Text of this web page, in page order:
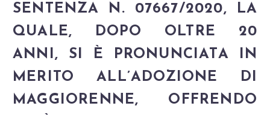
SENTENZA N. 07667/2020, LA
QUALE, DOPO OLTRE 20
ANNI, SI È PRONUNCIATA IN
MERITO ALL’ADOZIONE DI
MAGGIORENNE, OFFRENDO